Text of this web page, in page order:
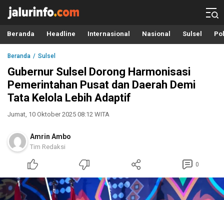
Info Terbaru, Berita Terkini Hari Ini, Jalurinfo.com
Terkini, Akurat dan Terpercaya
Beranda Headline Internasional Nasional Sulsel
Beranda Sulsel
Gubernur Sulsel Dorong Harmonisasi
Pemerintahan Pusat dan Daerah Demi
Tata Kelola Lebih Adaptif
Jumat, 10 Oktober 2025 08:12 WITA
Amrin Ambo
Tim Redaksi
0